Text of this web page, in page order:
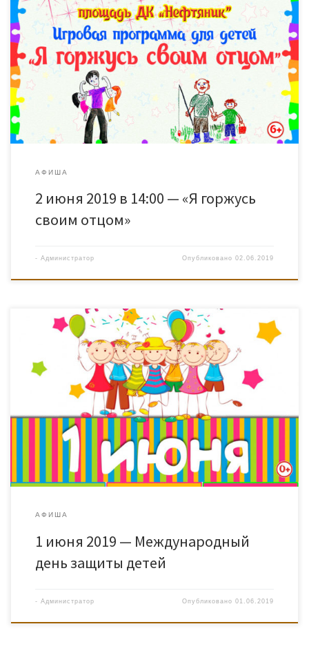
АФИША
2 июня 2019 в 14:00 — «Я горжусь
своим отцом»
- Администратор Опубликовано02.06.2019
АФИША
1 июня 2019 — Международный
день защиты детей
- Администратор Опубликовано01.06.2019